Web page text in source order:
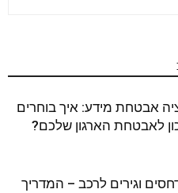
אבטחת מידע: איך בוחרים
לאבטחת הארגון שלכם?
וגירים לרכב – המדריך